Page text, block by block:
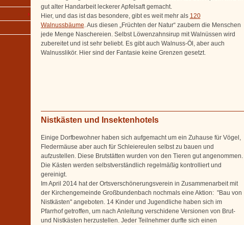
gut alter Handarbeit leckerer Apfelsaft gemacht.
Hier, und das ist das besondere, gibt es weit mehr als 120
Walnussbäume. Aus diesen „Früchten der Natur“ zaubern die Menschen
jede Menge Naschereien. Selbst Löwenzahnsirup mit Walnüssen wird
zubereitet und ist sehr beliebt. Es gibt auch Walnuss-Öl, aber auch
Walnusslikör. Hier sind der Fantasie keine Grenzen gesetzt.
Nistkästen und Insektenhotels
Einige Dorfbewohner haben sich aufgemacht um ein Zuhause für Vögel,
Fledermäuse aber auch für Schleiereulen selbst zu bauen und
aufzustellen. Diese Brutstätten wurden von den Tieren gut angenommen.
Die Kästen werden selbstverständlich regelmäßig kontrolliert und
gereinigt.
Im April 2014 hat der Ortsverschönerungsverein in Zusammenarbeit mit
der Kirchengemeinde Großbundenbach nochmals eine Aktion: "Bau von
Nistkästen" angeboten. 14 Kinder und Jugendliche haben sich im
Pfarrhof getroffen, um nach Anleitung verschidene Versionen von Brut-
und Nistkästen herzustellen. Jeder Teilnehmer durfte sich einen